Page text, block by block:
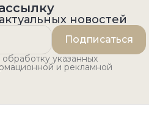
новостей
Подписаться
указанных
и рекламной